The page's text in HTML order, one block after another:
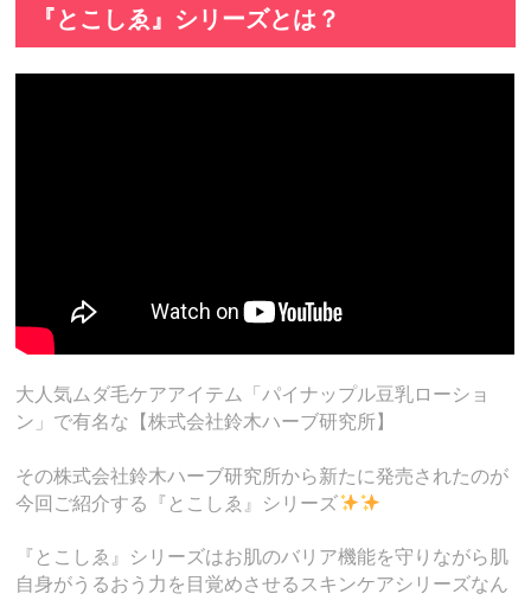
『とこしゑ』シリーズとは？
大人気ムダ毛ケアアイテム「パイナップル豆乳ローショ
ン」で有名な【株式会社鈴木ハーブ研究所】
その株式会社鈴木ハーブ研究所から新たに発売されたのが
今回ご紹介する『とこしゑ』シリーズ
『とこしゑ』シリーズはお肌のバリア機能を守りながら肌
自身がうるおう力を目覚めさせるスキンケアシリーズなん